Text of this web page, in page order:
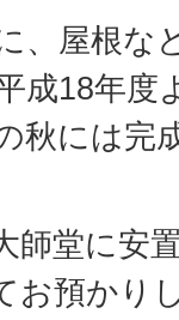
、屋根な
成18年度
秋には完
師堂に安
お預かり